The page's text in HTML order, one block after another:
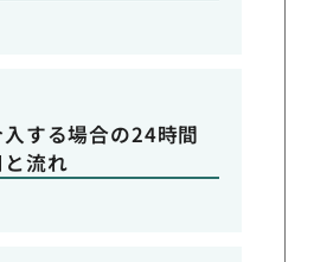
する場合の24時間
流れ